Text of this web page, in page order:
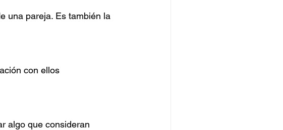
una pareja. Es también la
con ellos
algo que consideran